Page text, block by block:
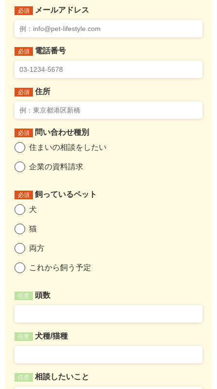
必須 メールアドレス
必須 電話番号
必須 住所
必須
問い合わせ種別
住まいの相談をしたい
企業の資料請求
必須
飼っているペット
犬
猫
両方
これから飼う予定
任意 頭数
任意 犬種/猫種
任意 相談したいこと